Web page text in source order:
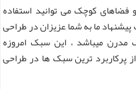
کوچک می توانید استفاده
ما به شما عزیزان در طراحی
میباشد ، این سبک امروزه
پرکاربرد ترین سبک ها در طراحی